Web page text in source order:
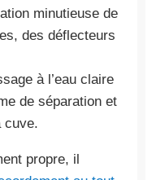
minutieuse de
des déflecteurs
à l’eau claire
de séparation et
cuve.
propre, il